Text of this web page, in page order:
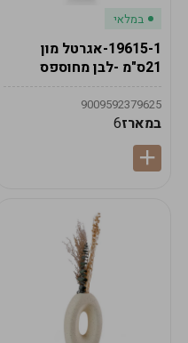
במלאי
19615-1-אגרטל מון
21ס"מ -לבן מחוספס
9009592379625
במארז6